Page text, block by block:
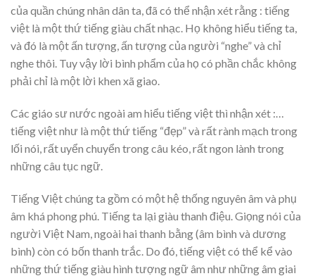
của quần chúng nhân dân ta, đã có thể nhận xét rằng : tiếng
việt là một thứ tiếng giàu chất nhạc. Họ không hiểu tiếng ta,
và đó là một ấn tượng, ấn tượng của người “nghe” và chỉ
nghe thôi. Tuy vậy lời bình phẩm của họ có phần chắc không
phải chỉ là một lời khen xã giao.
Các giáo sư nước ngoài am hiểu tiếng việt thì nhận xét :…
tiếng việt như là một thứ tiếng “đẹp” và rất rành mạch trong
lối nói, rất uyển chuyển trong câu kéo, rất ngon lành trong
những câu tục ngữ.
Tiếng Việt chúng ta gồm có một hệ thống nguyên âm và phụ
âm khá phong phú. Tiếng ta lại giàu thanh điệu. Giọng nói của
người Việt Nam, ngoài hai thanh bằng (âm bình và dương
bình) còn có bốn thanh trắc. Do đó, tiếng việt có thể kể vào
những thứ tiếng giàu hình tượng ngữ âm như những âm giai